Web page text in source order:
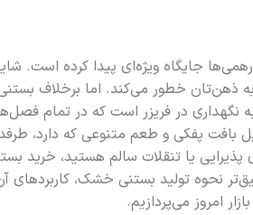
جایگاه ویژه‌ای پیدا کرده است.
ذهن‌تان خطور می‌کند. اما برخلاف
در فریزر است که در تمام
پفکی و طعم متنوعی که دارد،
یا تنقلات سالم هستید، خرید
نحوه تولید بستنی خشک، کاربردهای
امروز می‌پردازیم.